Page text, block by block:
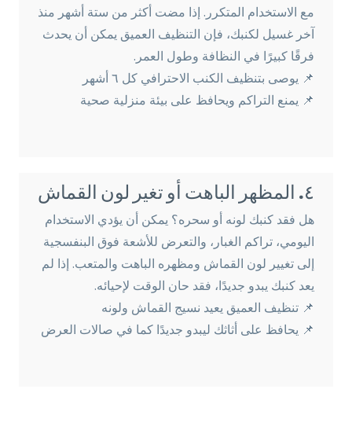
مع الاستخدام المتكرر. إذا مضت أكثر من ستة أشهر منذ
آخر غسيل لكنبك، فإن التنظيف العميق يمكن أن يحدث
فرقًا كبيرًا في النظافة وطول العمر.
📌 يوصى بتنظيف الكنب الاحترافي كل ٦ أشهر
📌 يمنع التراكم ويحافظ على بيئة منزلية صحية
٤. المظهر الباهت أو تغير لون القماش
هل فقد كنبك لونه أو سحره؟ يمكن أن يؤدي الاستخدام
اليومي، تراكم الغبار، والتعرض للأشعة فوق البنفسجية
إلى تغيير لون القماش ومظهره الباهت والمتعب. إذا لم
يعد كنبك يبدو جديدًا، فقد حان الوقت لإحيائه.
📌 تنظيف العميق يعيد نسيج القماش ولونه
📌 يحافظ على أثاثك ليبدو جديدًا كما في صالات العرض